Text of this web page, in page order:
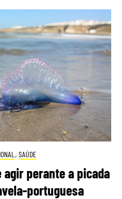
, SAÚDE
agir perante a picada
portuguesa